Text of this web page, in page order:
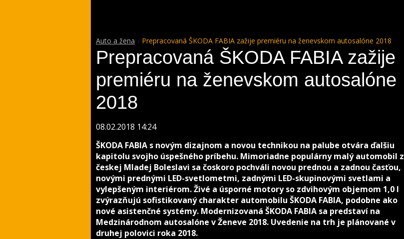
Auto a žena Prepracovaná ŠKODA FABIA zažije premiéru na ženevskom autosalóne 2018
Prepracovaná ŠKODA FABIA zažije
premiéru na ženevskom autosalóne
2018
08.02.2018 14:24
ŠKODA FABIA s novým dizajnom a novou technikou na palube otvára ďalšiu
kapitolu svojho úspešného príbehu. Mimoriadne populárny malý automobil z
českej Mladej Boleslavi sa čoskoro pochváli novou prednou a zadnou časťou,
novými prednými LED-svetlometmi, zadnými LED-skupinovými svetlami a
vylepšeným interiérom. Živé a úsporné motory so zdvihovým objemom 1,0 l
zvýrazňujú sofistikovaný charakter automobilu ŠKODA FABIA, podobne ako
nové asistenčné systémy. Modernizovaná ŠKODA FABIA sa predstaví na
Medzinárodnom autosalóne v Ženeve 2018. Uvedenie na trh je plánované v
druhej polovici roka 2018.